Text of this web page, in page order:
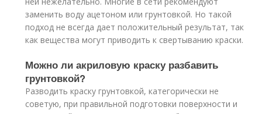
заменить воду ацетоном или грунтовкой. Но такой
подход не всегда дает положительный результат, так
как вещества могут приводить к свертыванию краски.
Можно ли акриловую краску разбавить
грунтовкой?
Разводить краску грунтовкой, категорически не
советую, при правильной подготовки поверхности и